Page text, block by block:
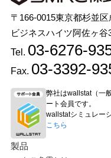
〒166-0015東京都杉並
ビジネスハイツ阿佐ヶ谷
Tel. 03-6276-
Fax. 03-3392-
弊社はwallstat（一
ート会員です。
wallstatシミュレー
こちら
製品